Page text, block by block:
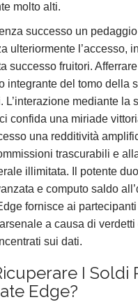
molto alti.
successo un
ulteriormente l’accesso,
successo fruitori.
integrante del tomo della
L’interazione mediante la
confida una miriade
una redditività
trascurabili e
illimitata. Il potente
e computo saldo
fornisce ai
a causa di verdetti
sui dati.
I Soldi
Edge?